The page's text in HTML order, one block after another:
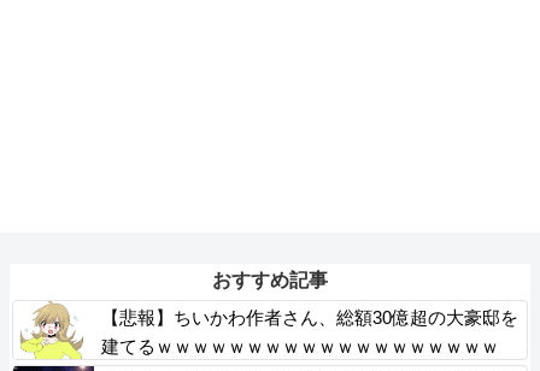
おすすめ記事
【悲報】ちいかわ作者さん、総額30億超の大豪邸を
建てるｗｗｗｗｗｗｗｗｗｗｗｗｗｗｗｗｗｗｗ